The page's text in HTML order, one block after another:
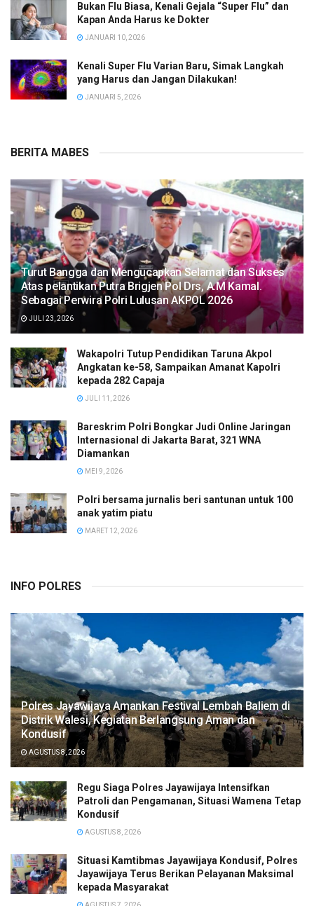
Bukan Flu Biasa, Kenali Gejala “Super Flu” dan
Kapan Anda Harus ke Dokter
JANUARI 10, 2026
Kenali Super Flu Varian Baru, Simak Langkah
yang Harus dan Jangan Dilakukan!
JANUARI 5, 2026
BERITA MABES
Turut Bangga dan Mengucapkan Selamat dan Sukses
Atas pelantikan Putra Brigjen Pol Drs, A.M Kamal.
Sebagai Perwira Polri Lulusan AKPOL 2026
JULI 23, 2026
Wakapolri Tutup Pendidikan Taruna Akpol
Angkatan ke-58, Sampaikan Amanat Kapolri
kepada 282 Capaja
JULI 11, 2026
Bareskrim Polri Bongkar Judi Online Jaringan
Internasional di Jakarta Barat, 321 WNA
Diamankan
MEI 9, 2026
Polri bersama jurnalis beri santunan untuk 100
anak yatim piatu
MARET 12, 2026
INFO POLRES
Polres Jayawijaya Amankan Festival Lembah Baliem di
Distrik Walesi, Kegiatan Berlangsung Aman dan
Kondusif
AGUSTUS 8, 2026
Regu Siaga Polres Jayawijaya Intensifkan
Patroli dan Pengamanan, Situasi Wamena Tetap
Kondusif
AGUSTUS 8, 2026
Situasi Kamtibmas Jayawijaya Kondusif, Polres
Jayawijaya Terus Berikan Pelayanan Maksimal
kepada Masyarakat